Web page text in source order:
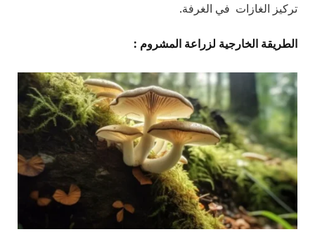
تركيز الغازات في الغرفة.
الطريقة الخارجية لزراعة المشروم :